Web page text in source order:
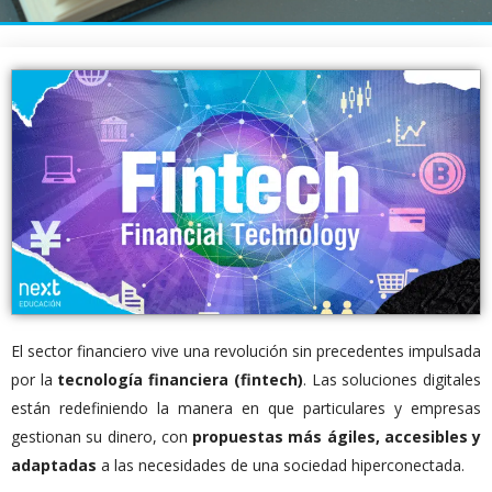
El sector financiero vive una revolución sin precedentes impulsada
por la tecnología financiera (fintech). Las soluciones digitales
están redefiniendo la manera en que particulares y empresas
gestionan su dinero, con propuestas más ágiles, accesibles y
adaptadas a las necesidades de una sociedad hiperconectada.